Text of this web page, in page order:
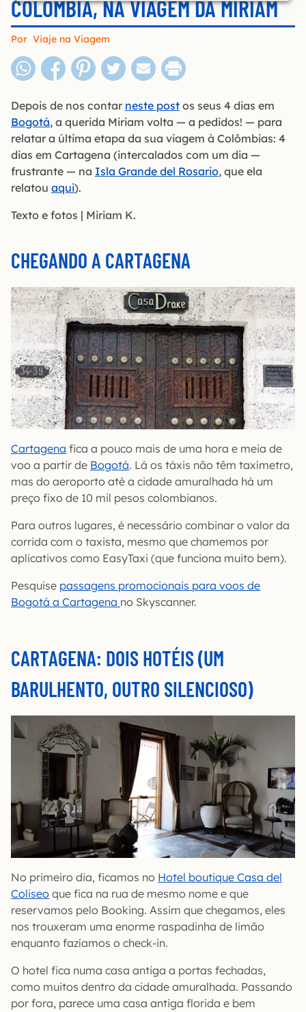
COLÔMBIA, NA VIAGEM DA MIRIAM
Por Viaje na Viagem
Depois de nos contar neste post os seus 4 dias em
Bogotá, a querida Miriam volta — a pedidos! — para
relatar a última etapa da sua viagem à Colômbias: 4
dias em Cartagena (intercalados com um dia —
frustrante — na Isla Grande del Rosario, que ela
relatou aqui).
Texto e fotos | Miriam K.
CHEGANDO A CARTAGENA
Cartagena fica a pouco mais de uma hora e meia de
voo a partir de Bogotá. Lá os táxis não têm taxímetro,
mas do aeroporto até a cidade amuralhada há um
preço fixo de 10 mil pesos colombianos.
Para outros lugares, é necessário combinar o valor da
corrida com o taxista, mesmo que chamemos por
aplicativos como EasyTaxi (que funciona muito bem).
Pesquise passagens promocionais para voos de
Bogotá a Cartagena no Skyscanner.
CARTAGENA: DOIS HOTÉIS (UM
BARULHENTO, OUTRO SILENCIOSO)
No primeiro dia, ficamos no Hotel boutique Casa del
Coliseo que fica na rua de mesmo nome e que
reservamos pelo Booking. Assim que chegamos, eles
nos trouxeram uma enorme raspadinha de limão
enquanto fazíamos o check-in.
O hotel fica numa casa antiga a portas fechadas,
como muitos dentro da cidade amuralhada. Passando
por fora, parece uma casa antiga florida e bem